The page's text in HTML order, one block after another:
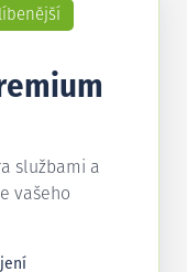
službami a
vašeho